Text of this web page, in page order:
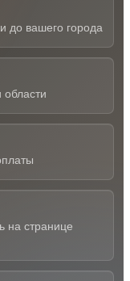
до вашего города
области
на странице